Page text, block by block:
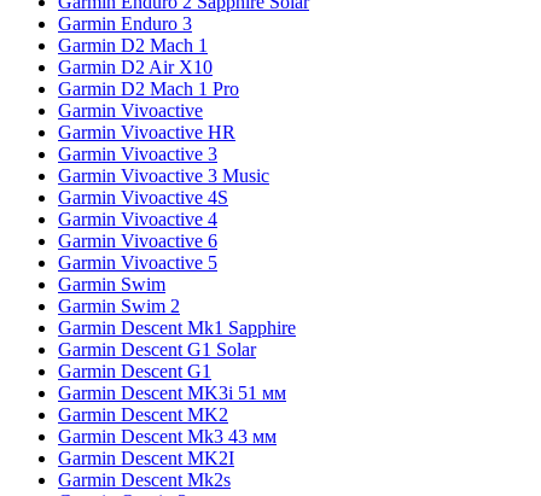
Garmin Enduro 3
Garmin D2 Mach 1
Garmin D2 Air X10
Garmin D2 Mach 1 Pro
Garmin Vivoactive
Garmin Vivoactive HR
Garmin Vivoactive 3
Garmin Vivoactive 3 Music
Garmin Vivoactive 4S
Garmin Vivoactive 4
Garmin Vivoactive 6
Garmin Vivoactive 5
Garmin Swim
Garmin Swim 2
Garmin Descent Mk1 Sapphire
Garmin Descent G1 Solar
Garmin Descent G1
Garmin Descent MK3i 51 мм
Garmin Descent MK2
Garmin Descent Mk3 43 мм
Garmin Descent MK2I
Garmin Descent Mk2s